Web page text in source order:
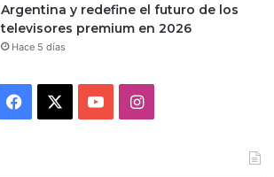
Argentina y redefine el futuro de los
televisores premium en 2026
Hace 5 días
Facebook YouTubeInstagram